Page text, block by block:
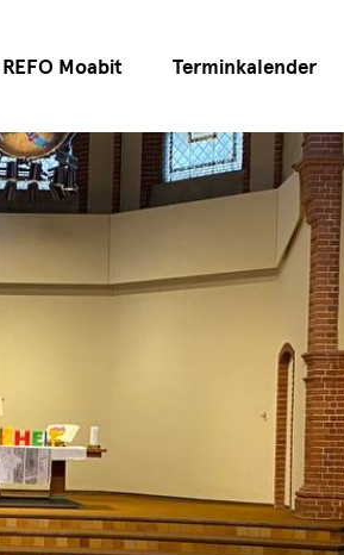
REFO Moabit Terminkalender